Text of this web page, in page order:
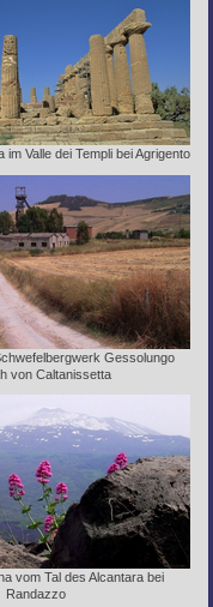
im Valle dei Templi bei Agrigento
Gessolungo
von Caltanissetta
vom Tal des Alcantara bei
Randazzo